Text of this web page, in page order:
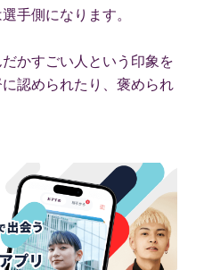
手側になります。
かすごい人という印象を
認められたり、褒められ